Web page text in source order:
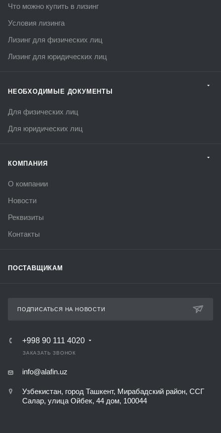
Что можно купить в лизинг
Условия лизинга
Лизинг для физических лиц
Лизинг для юридических лиц
НЕОБХОДИМЫЕ ДОКУМЕНТЫ
Для физических лиц
Для юридических лиц
КОМПАНИЯ
О компании
Новости
Реквизиты
Контакты
ПОСТАВЩИКАМ
ПОДПИСАТЬСЯ НА НОВОСТИ
+998 90 111 4020
ЗАКАЗАТЬ ЗВОНОК
info@alafin.uz
Узбекистан, город Ташкент, Мирабадский район, ССГ
Салар, улица Ойбек, 44 дом, 100044